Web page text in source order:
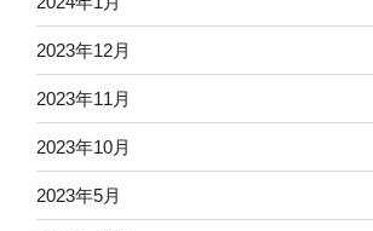
2023年12月
2023年11月
2023年10月
2023年5月